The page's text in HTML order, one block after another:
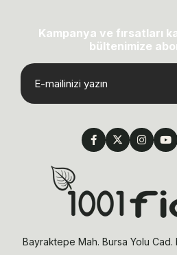
Kampanya ve fırsatları
bültenimize
Bayraktepe Mah. Bursa Yolu